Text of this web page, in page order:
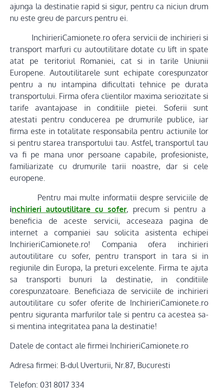
ajunga la destinatie rapid si sigur, pentru ca niciun drum
nu este greu de parcurs pentru ei.
InchirieriCamionete.ro ofera servicii de inchirieri si
transport marfuri cu autoutilitare dotate cu lift in spate
atat pe teritoriul Romaniei, cat si in tarile Uniunii
Europene. Autoutilitarele sunt echipate corespunzator
pentru a nu intampina dificultati tehnice pe durata
transportului. Firma ofera clientilor maxima seriozitate si
tarife avantajoase in conditiile pietei. Soferii sunt
atestati pentru conducerea pe drumurile publice, iar
firma este in totalitate responsabila pentru actiunile lor
si pentru starea transportului tau. Astfel, transportul tau
va fi pe mana unor persoane capabile, profesioniste,
familiarizate cu drumurile tarii noastre, dar si cele
europene.
Pentru mai multe informatii despre serviciile de
inchirieri autoutilitare cu sofer, precum si pentru a
beneficia de aceste servicii, acceseaza pagina de
internet a companiei sau solicita asistenta echipei
InchirieriCamionete.ro! Compania ofera inchirieri
autoutilitare cu sofer, pentru transport in tara si in
regiunile din Europa, la preturi excelente. Firma te ajuta
sa transporti bunuri la destinatie, in conditiile
corespunzatoare. Beneficiaza de serviciile de inchirieri
autoutilitare cu sofer oferite de InchirieriCamionete.ro
pentru siguranta marfurilor tale si pentru ca acestea sa-
si mentina integritatea pana la destinatie!
Datele de contact ale firmei InchirieriCamionete.ro
Adresa firmei: B-dul Uverturii, Nr.87, Bucuresti
Telefon: 031 8017 334